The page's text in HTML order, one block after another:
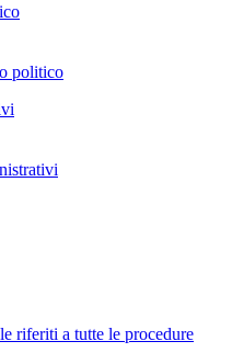
politico
riferiti a tutte le procedure